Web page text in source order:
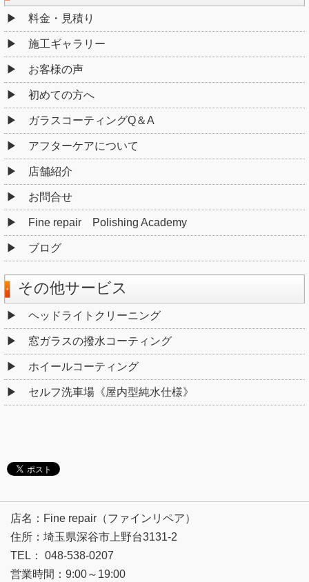
料金・見積り
施工ギャラリー
お客様の声
初めての方へ
ガラスコーティングQ＆A
アフターケアについて
店舗紹介
お問合せ
Fine repair Polishing Academy
ブログ
その他サービス
ヘッドライトクリーニング
窓ガラスの撥水コーティング
ホイールコーティング
セルフ洗車場《屋内型純水仕様》
店名：Fine repair（ファインリペア）
住所：埼玉県深谷市上野台3131-2
TEL： 048-538-0207
営業時間：9:00～19:00